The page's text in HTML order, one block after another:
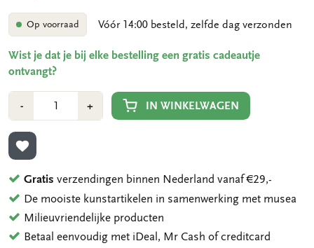
Op voorraad Vóór 14:00 besteld, zelfde dag verzonden
Wist je dat je bij elke bestelling een gratis cadeautje
ontvangt?
-Min
1
+Plus
1
IN WINKELWAGEN
TOEVOEGEN AAN VERLANGLIJST
Gratis verzendingen binnen Nederland vanaf €29,-
De mooiste kunstartikelen in samenwerking met musea
Milieuvriendelijke producten
Betaal eenvoudig met iDeal, Mr Cash of creditcard